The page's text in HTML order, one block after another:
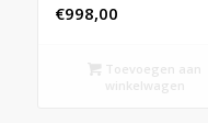
€998,00
Toevoegen aan
winkelwagen